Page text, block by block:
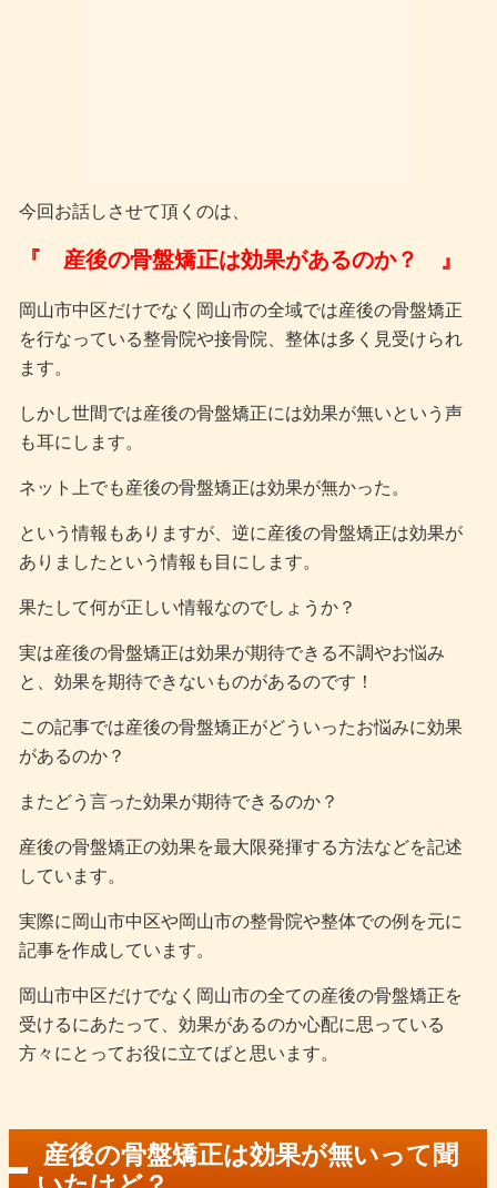
今回お話しさせて頂くのは、
『 産後の骨盤矯正は効果があるのか？ 』
岡山市中区だけでなく岡山市の全域では産後の骨盤矯正
を行なっている整骨院や接骨院、整体は多く見受けられ
ます。
しかし世間では産後の骨盤矯正には効果が無いという声
も耳にします。
ネット上でも産後の骨盤矯正は効果が無かった。
という情報もありますが、逆に産後の骨盤矯正は効果が
ありましたという情報も目にします。
果たして何が正しい情報なのでしょうか？
実は産後の骨盤矯正は効果が期待できる不調やお悩み
と、効果を期待できないものがあるのです！
この記事では産後の骨盤矯正がどういったお悩みに効果
があるのか？
またどう言った効果が期待できるのか？
産後の骨盤矯正の効果を最大限発揮する方法などを記述
しています。
実際に岡山市中区や岡山市の整骨院や整体での例を元に
記事を作成しています。
岡山市中区だけでなく岡山市の全ての産後の骨盤矯正を
受けるにあたって、効果があるのか心配に思っている
方々にとってお役に立てばと思います。
産後の骨盤矯正は効果が無いって聞